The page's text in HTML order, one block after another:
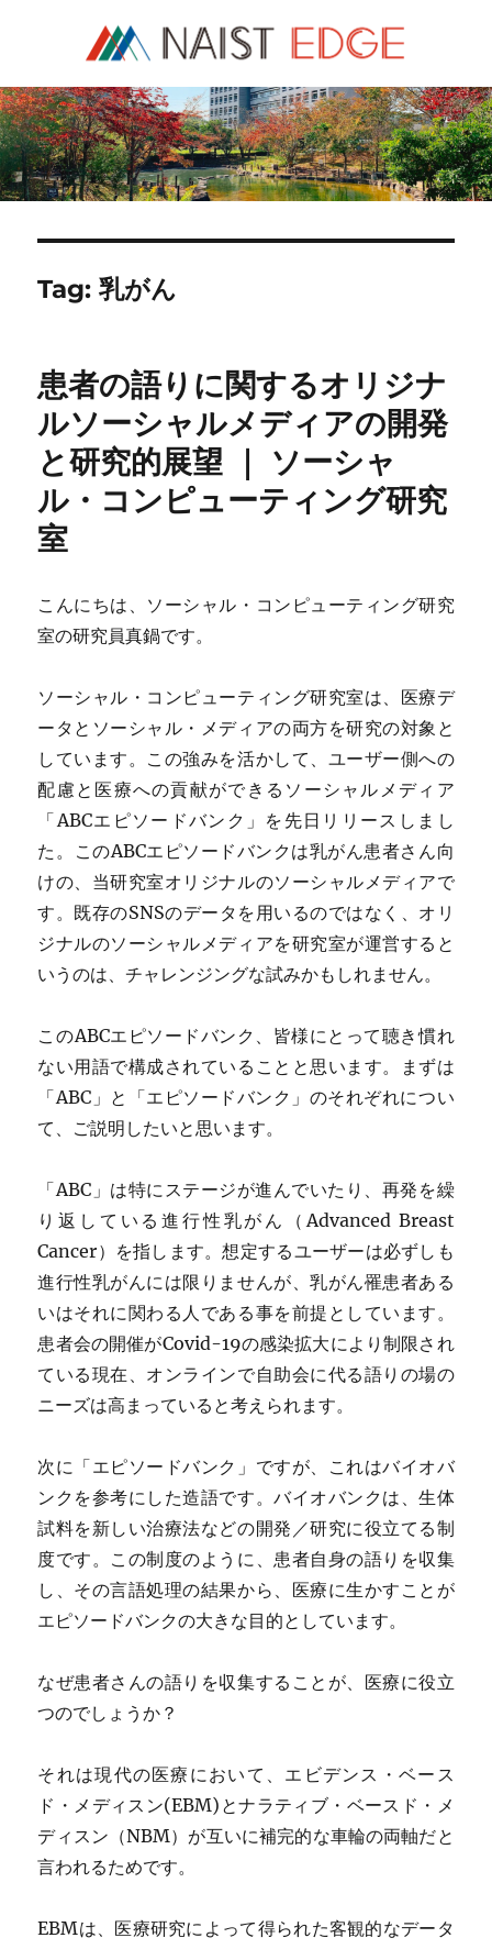
NAIST Edge
Tag:乳がん
患者の語りに関するオリジナ
ルソーシャルメディアの開発
と研究的展望 ｜ ソーシャ
ル・コンピューティング研究
室
こんにちは、ソーシャル・コンピューティング研究
室の研究員真鍋です。
ソーシャル・コンピューティング研究室は、医療デ
ータとソーシャル・メディアの両方を研究の対象と
しています。この強みを活かして、ユーザー側への
配慮と医療への貢献ができるソーシャルメディア
「ABCエピソードバンク」を先日リリースしまし
た。このABCエピソードバンクは乳がん患者さん向
けの、当研究室オリジナルのソーシャルメディアで
す。既存のSNSのデータを用いるのではなく、オリ
ジナルのソーシャルメディアを研究室が運営すると
いうのは、チャレンジングな試みかもしれません。
このABCエピソードバンク、皆様にとって聴き慣れ
ない用語で構成されていることと思います。まずは
「ABC」と「エピソードバンク」のそれぞれについ
て、ご説明したいと思います。
「ABC」は特にステージが進んでいたり、再発を繰
り返している進行性乳がん（Advanced Breast
Cancer）を指します。想定するユーザーは必ずしも
進行性乳がんには限りませんが、乳がん罹患者ある
いはそれに関わる人である事を前提としています。
患者会の開催がCovid-19の感染拡大により制限され
ている現在、オンラインで自助会に代る語りの場の
ニーズは高まっていると考えられます。
次に「エピソードバンク」ですが、これはバイオバ
ンクを参考にした造語です。バイオバンクは、生体
試料を新しい治療法などの開発／研究に役立てる制
度です。この制度のように、患者自身の語りを収集
し、その言語処理の結果から、医療に生かすことが
エピソードバンクの大きな目的としています。
なぜ患者さんの語りを収集することが、医療に役立
つのでしょうか？
それは現代の医療において、エビデンス・ベース
ド・メディスン(EBM)とナラティブ・ベースド・メ
ディスン（NBM）が互いに補完的な車輪の両軸だと
言われるためです。
EBMは、医療研究によって得られた客観的なデータ